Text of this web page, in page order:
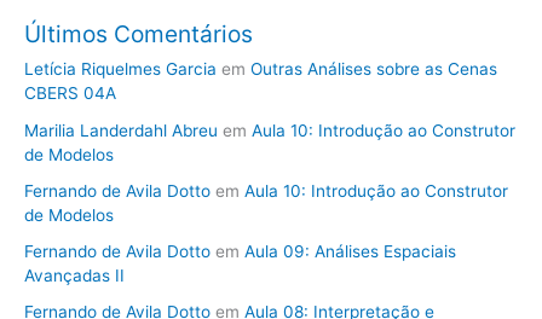
Últimos Comentários
Letícia Riquelmes Garcia em Outras Análises sobre as Cenas
CBERS 04A
Marilia Landerdahl Abreu em Aula 10: Introdução ao Construtor
de Modelos
Fernando de Avila Dotto em Aula 10: Introdução ao Construtor
de Modelos
Fernando de Avila Dotto em Aula 09: Análises Espaciais
Avançadas II
Fernando de Avila Dotto em Aula 08: Interpretação e